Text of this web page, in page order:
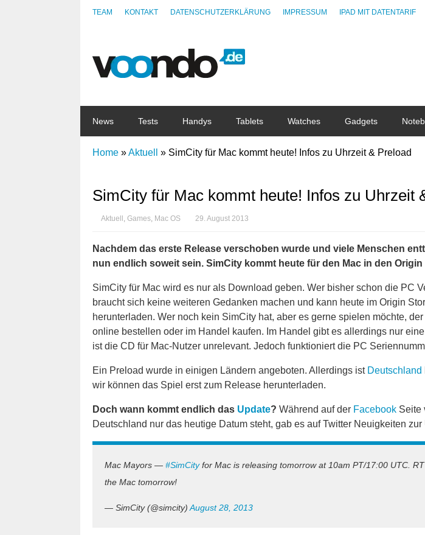
TEAM KONTAKT DATENSCHUTZERKLÄRUNG IMPRESSUM IPAD MIT DATENTARIF
News Tests Handys Tablets Watches Gadgets
Home »Aktuell » SimCity für Mac kommt heute! Infos zu Uhrzeit & Preload
SimCity für Mac kommt heute! Infos zu Uhrzeit
Aktuell , Games, Mac OS 29. August 2013
Nachdem das erste Release verschoben wurde und viele Menschen
nun endlich soweit sein. SimCity kommt heute für den Mac in den Origin
SimCity für Mac wird es nur als Download geben. Wer bisher schon die PC
braucht sich keine weiteren Gedanken machen und kann heute im Origin
herunterladen. Wer noch kein SimCity hat, aber es gerne spielen möchte,
online bestellen oder im Handel kaufen. Im Handel gibt es allerdings nur
ist die CD für Mac-Nutzer unrelevant. Jedoch funktioniert die PC
Ein Preload wurde in einigen Ländern angeboten. Allerdings ist Deutschland
wir können das Spiel erst zum Release herunterladen.
Doch wann kommt endlich das Update? Während auf der Facebook Seite
Deutschland nur das heutige Datum steht, gab es auf Twitter Neuigkeiten
Mac Mayors — #SimCityfor Mac is releasing tomorrow at 10am PT/17:00 UTC. RT
the Mac tomorrow!
— SimCity (@simcity) August 28, 2013